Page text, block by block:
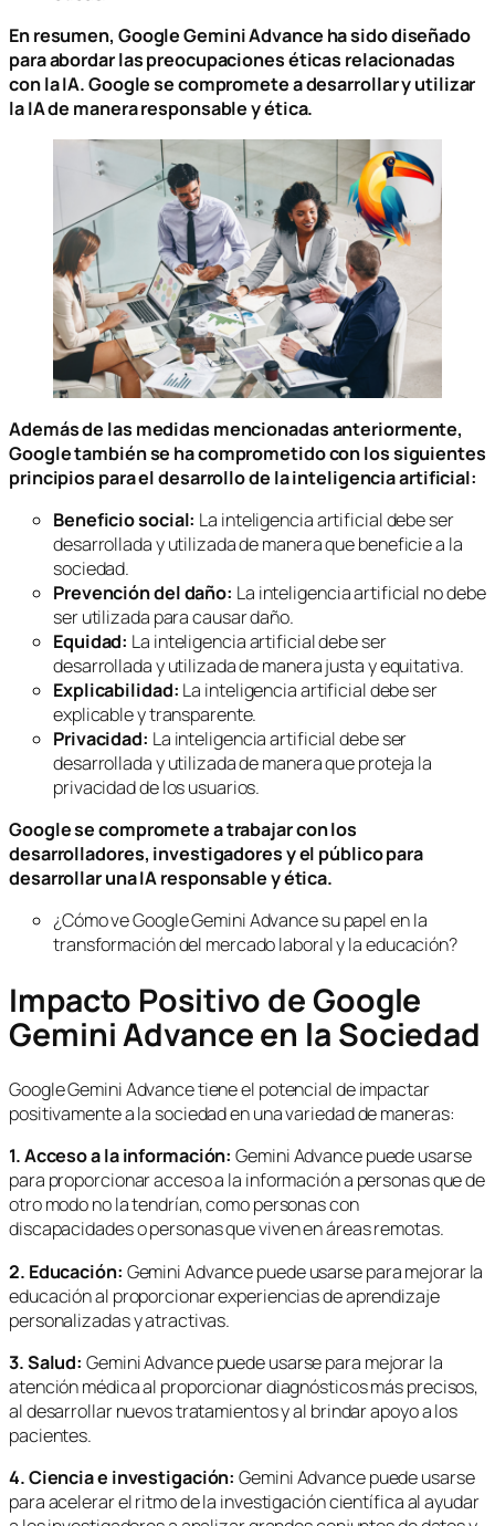
En resumen, Google Gemini Advance ha sido diseñado
para abordar las preocupaciones éticas relacionadas
con la IA. Google se compromete a desarrollar y utilizar
la IA de manera responsable y ética.
Además de las medidas mencionadas anteriormente,
Google también se ha comprometido con los siguientes
principios para el desarrollo de la inteligencia artificial:
Beneficio social: La inteligencia artificial debe ser
desarrollada y utilizada de manera que beneficie a la
sociedad.
Prevención del daño: La inteligencia artificial no debe
ser utilizada para causar daño.
Equidad: La inteligencia artificial debe ser
desarrollada y utilizada de manera justa y equitativa.
Explicabilidad: La inteligencia artificial debe ser
explicable y transparente.
Privacidad: La inteligencia artificial debe ser
desarrollada y utilizada de manera que proteja la
privacidad de los usuarios.
Google se compromete a trabajar con los
desarrolladores, investigadores y el público para
desarrollar una IA responsable y ética.
¿Cómo ve Google Gemini Advance su papel en la
transformación del mercado laboral y la educación?
Impacto Positivo de Google
Gemini Advance en la Sociedad
Google Gemini Advance tiene el potencial de impactar
positivamente a la sociedad en una variedad de maneras:
1. Acceso a la información: Gemini Advance puede usarse
para proporcionar acceso a la información a personas que de
otro modo no la tendrían, como personas con
discapacidades o personas que viven en áreas remotas.
2. Educación: Gemini Advance puede usarse para mejorar la
educación al proporcionar experiencias de aprendizaje
personalizadas y atractivas.
3. Salud: Gemini Advance puede usarse para mejorar la
atención médica al proporcionar diagnósticos más precisos,
al desarrollar nuevos tratamientos y al brindar apoyo a los
pacientes.
4. Ciencia e investigación: Gemini Advance puede usarse
para acelerar el ritmo de la investigación científica al ayudar